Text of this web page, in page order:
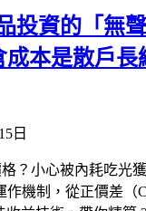
投資的「無
成本是散戶長
日
？小心被內耗吃光
機制，從正價差（